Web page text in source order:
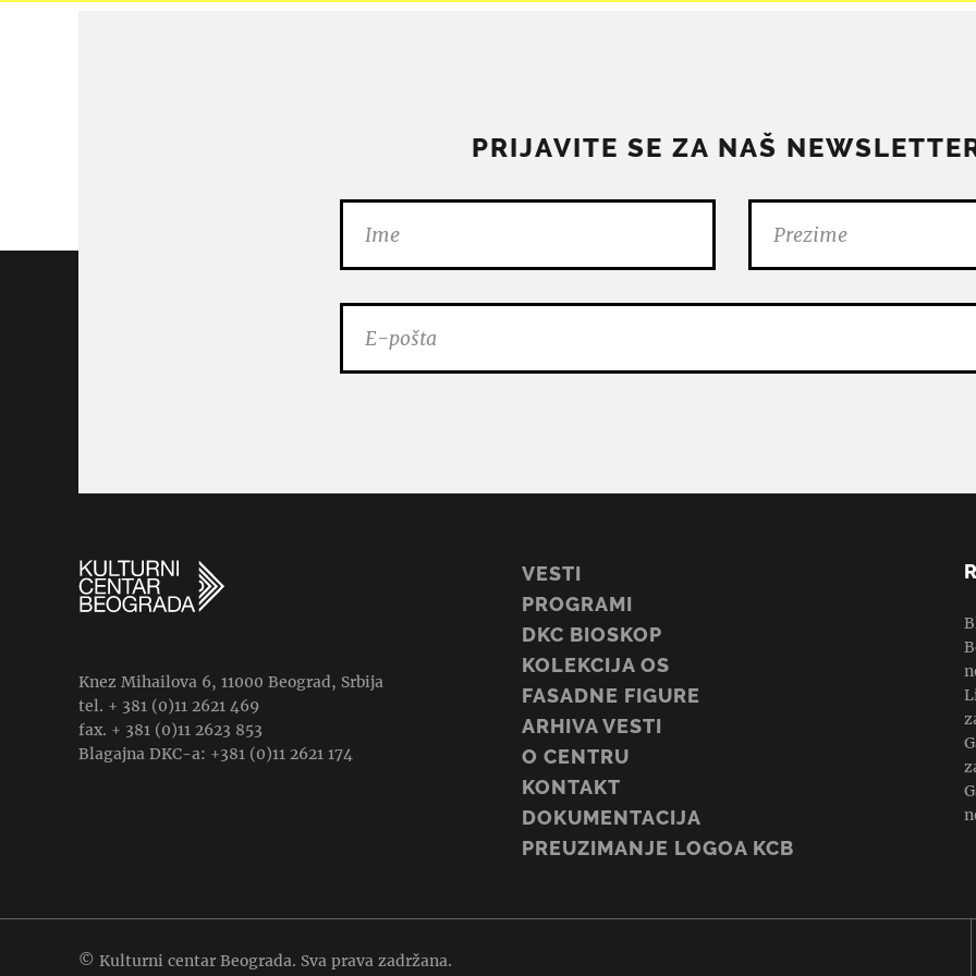
PRIJAVITE SE ZA NAŠ
Knez Mihailova 6, 11000 Beograd, Srbija
tel. + 381 (0)11 2621 469
fax. + 381 (0)11 2623 853
Blagajna DKC-a: +381 (0)11 2621 174
VESTI
PROGRAMI
DKC BIOSKOP
KOLEKCIJA OS
FASADNE FIGURE
ARHIVA VESTI
O CENTRU
KONTAKT
DOKUMENTACIJA
PREUZIMANJE LOGOA KCB
© Kulturni centar Beograda. Sva prava zadržana.